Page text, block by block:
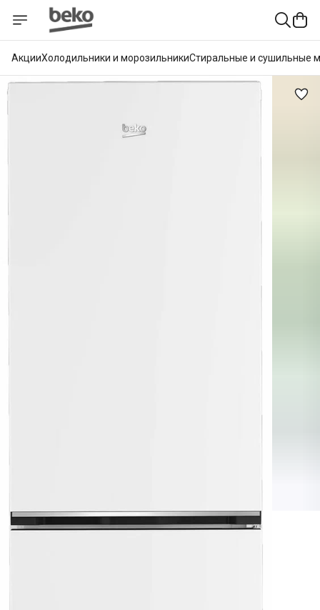
АкцииХолодильники и морозильникиСтиральные и сушильные